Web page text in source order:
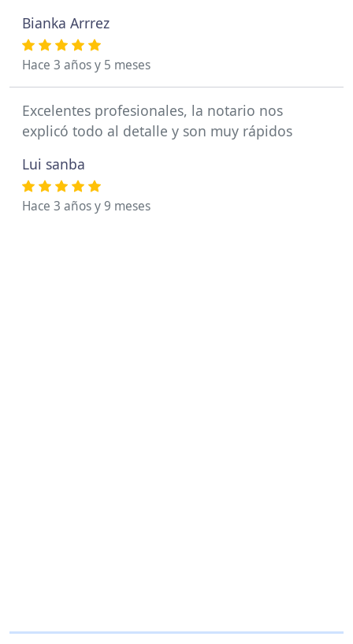
Bianka Arrrez
Hace 3 años y 5 meses
Excelentes profesionales, la notario nos
explicó todo al detalle y son muy rápidos
Lui sanba
Hace 3 años y 9 meses